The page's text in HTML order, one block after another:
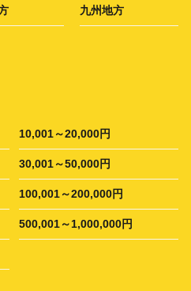
九州地方
10,001～20,000円
30,001～50,000円
100,001～200,000円
500,001～1,000,000円